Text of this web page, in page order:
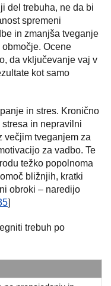
del trebuha, ne da bi
spremeni
in zmanjša tveganje
Ocene
da vključevanje vaj v
kot samo
in stres. Kronično
in nepravilni
večjim tveganjem za
za vadbo. Te
težko popolnoma
bližnjih, kratki
obroki – naredijo
]
trebuh po